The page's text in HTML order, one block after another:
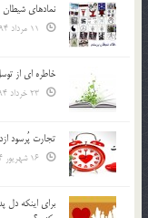
نمادهای
خاطره ای از
تجارت پُرسود
براي اينكه دل